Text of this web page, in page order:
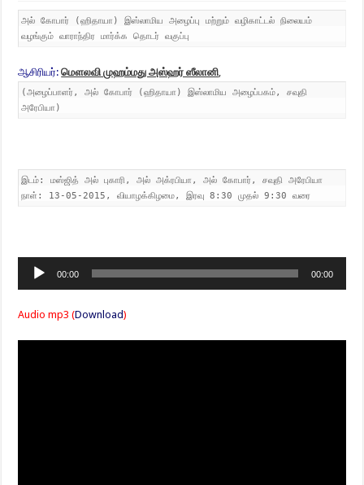
அல் கோபார் (ஹிதாயா) இஸ்லாமிய அழைப்பு மற்றும் வழிகாட்டல் நிலையம்
வழங்கும் வாராந்திர மார்க்க தொடர் வகுப்பு
ஆசிரியர்: மௌலவி முஹம்மது அஸ்ஹர் ஸீலானி,
(அழைப்பாளர், அல் கோபார் (ஹிதாயா) இஸ்லாமிய அழைப்பகம், சவுதி
அரேபியா)
இடம்: மஸ்ஜித் அல் புகாரி, அல் அக்ரபியா, அல் கோபார், சவுதி அரேபியா
நாள்: 13-05-2015, வியாழக்கிழமை, இரவு 8:30 முதல் 9:30 வரை
Audio
Player
00:00 00:00
Audio mp3 (Download)